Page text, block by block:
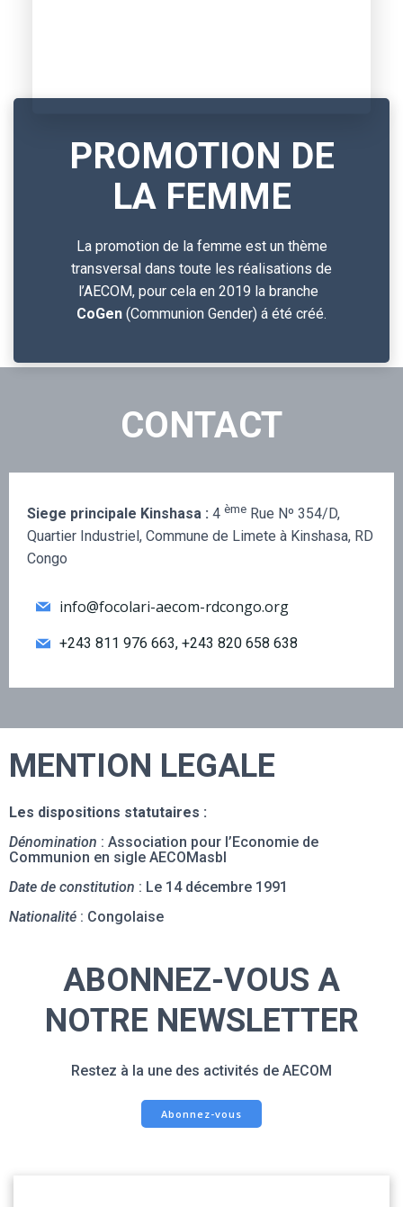
PROMOTION DE
LA FEMME
La promotion de la femme est un thème
transversal dans toute les réalisations de
l’AECOM, pour cela en 2019 la branche
CoGen (Communion Gender) á été créé.
CONTACT
Siege principale Kinshasa : 4 ème Rue Nº 354/D,
Quartier Industriel, Commune de Limete à Kinshasa, RD
Congo
info@focolari-aecom-rdcongo.org
+243 811 976 663, +243 820 658 638
MENTION LEGALE
Les dispositions statutaires :
Dénomination : Association pour l’Economie de
Communion en sigle AECOMasbl
Date de constitution : Le 14 décembre 1991
Nationalité : Congolaise
ABONNEZ-VOUS A
NOTRE NEWSLETTER
Restez à la une des activités de AECOM
Abonnez-vous